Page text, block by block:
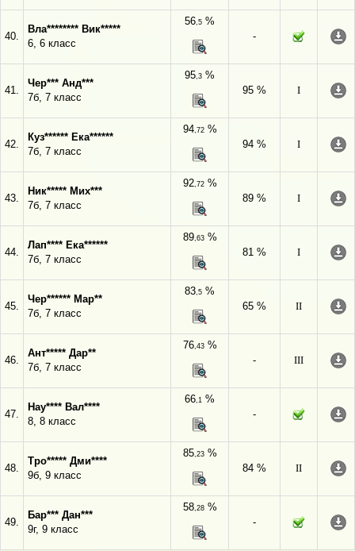
40.
Вла******** Вик*****
6, 6 класс
56,5 %
-
41.
Чер*** Анд***
7б, 7 класс
95,3 %
95 %
I
42.
Куз****** Ека******
7б, 7 класс
94,72%
94 %
I
43.
Ник***** Мих***
7б, 7 класс
92,72%
89 %
I
44.
Лап**** Ека******
7б, 7 класс
89,63%
81 %
I
45.
Чер****** Мар**
7б, 7 класс
83,5 %
65 %
II
46.
Ант***** Дар**
7б, 7 класс
76,43%
-
III
47.
Нау**** Вал****
8, 8 класс
66,1 %
-
48.
Тро***** Дми****
9б, 9 класс
85,23%
84 %
II
49.
Бар*** Дан***
9г, 9 класс
58,28%
-